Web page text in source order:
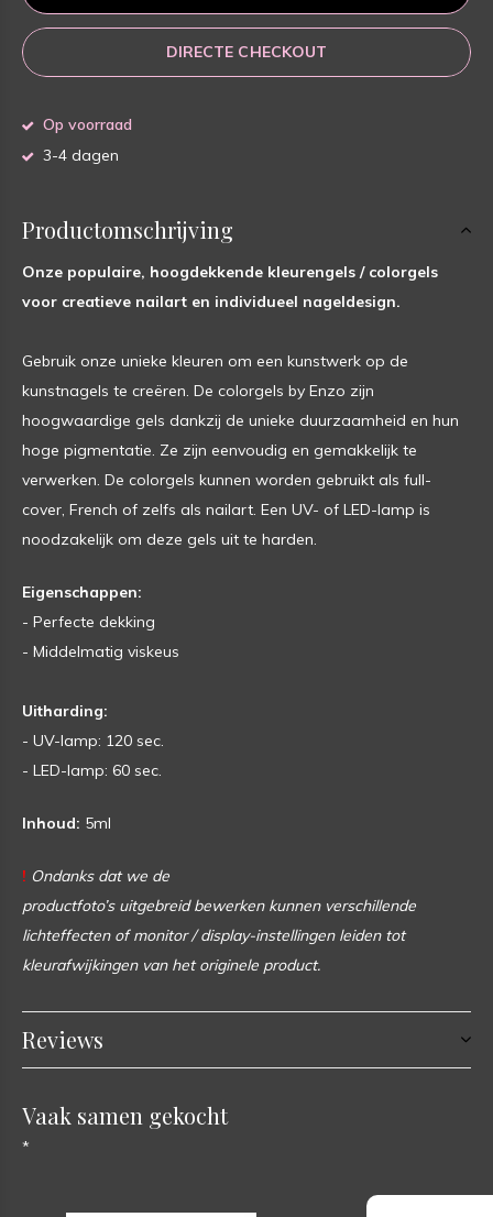
DIRECTE CHECKOUT
Op voorraad
3-4 dagen
Productomschrijving
Onze populaire, hoogdekkende kleurengels / colorgels
voor creatieve nailart en individueel nageldesign.
Gebruik onze unieke kleuren om een kunstwerk op de
kunstnagels te creëren. De colorgels by Enzo zijn
hoogwaardige gels dankzij de unieke duurzaamheid en hun
hoge pigmentatie. Ze zijn eenvoudig en gemakkelijk te
verwerken. De colorgels kunnen worden gebruikt als full-
cover, French of zelfs als nailart. Een UV- of LED-lamp is
noodzakelijk om deze gels uit te harden.
Eigenschappen:
- Perfecte dekking
- Middelmatig viskeus
Uitharding:
- UV-lamp: 120 sec.
- LED-lamp: 60 sec.
Inhoud: 5ml
! Ondanks dat we de
productfoto’s uitgebreid bewerken kunnen verschillende
lichteffecten of monitor / display-instellingen leiden tot
kleurafwijkingen van het originele product.
Reviews
Vaak samen gekocht
*